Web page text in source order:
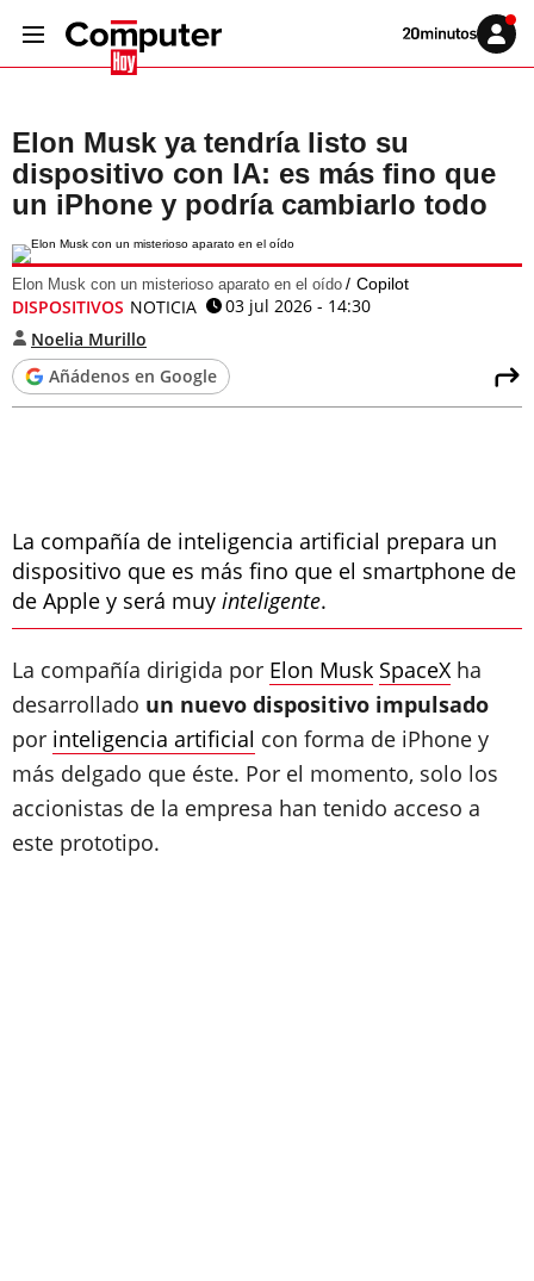
Volver
Iniciar
sesión
Elon Musk ya tendría listo su
dispositivo con IA: es más fino que
un iPhone y podría cambiarlo todo
Elon Musk con un misterioso aparato en el oído Copilot
DISPOSITIVOS NOTICIA
03 jul 2026 - 14:30
Noelia Murillo
Añádenos en Google
La compañía de inteligencia artificial prepara un
dispositivo que es más fino que el smartphone de
de Apple y será muy inteligente.
La compañía dirigida por Elon Musk SpaceX ha
desarrollado un nuevo dispositivo impulsado
por inteligencia artificial con forma de iPhone y
más delgado que éste. Por el momento, solo los
accionistas de la empresa han tenido acceso a
este prototipo.